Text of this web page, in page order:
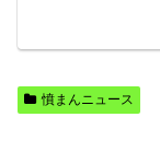
憤まんニュース